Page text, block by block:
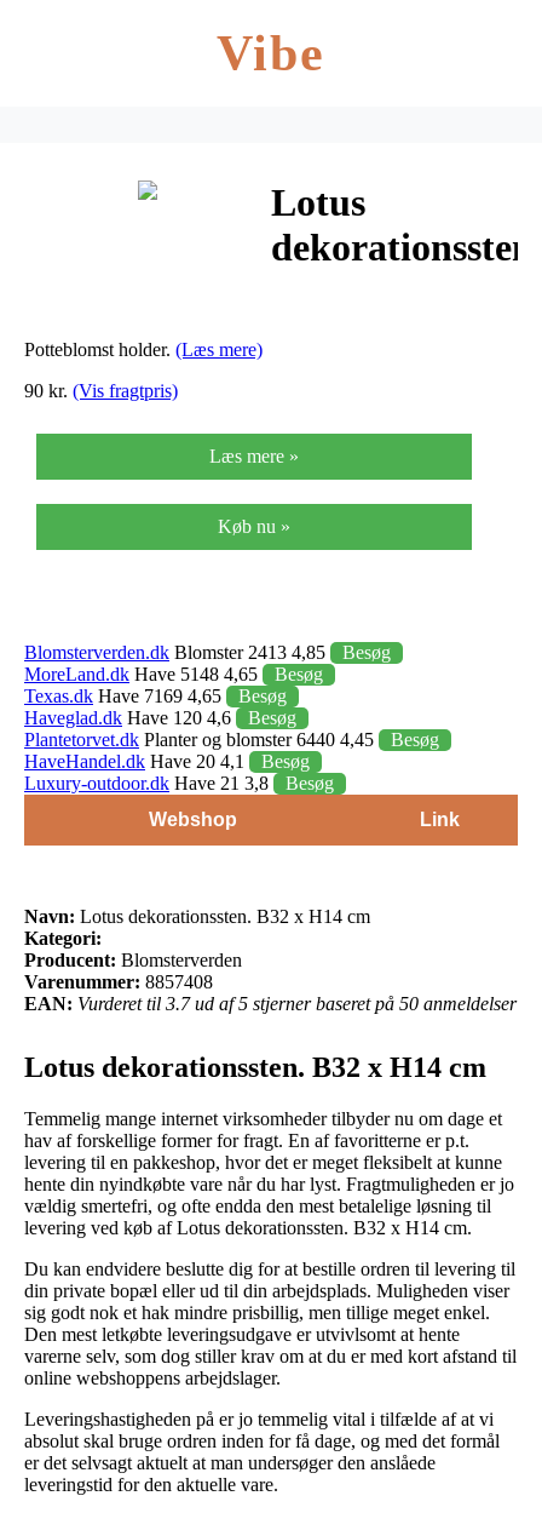
Vibe
Lotus
dekorationssten.
Potteblomst holder. (Læs mere)
90 kr. (Vis fragtpris)
Læs mere »
Køb nu »
Blomsterverden.dk Blomster 2413 4,85
Besøg
MoreLand.dk Have 5148 4,65
Besøg
Texas.dk Have 7169 4,65
Besøg
Haveglad.dk Have 120 4,6
Besøg
Plantetorvet.dk Planter og blomster 6440 4,45
Besøg
HaveHandel.dk Have 20 4,1
Besøg
Luxury-outdoor.dk Have 21 3,8
Besøg
Webshop
Link
Navn: Lotus dekorationssten. B32 x H14 cm
Kategori:
Producent: Blomsterverden
Varenummer: 8857408
EAN: Vurderet til 3.7 ud af 5 stjerner baseret på 50 anmeldelser
Lotus dekorationssten. B32 x H14 cm
Temmelig mange internet virksomheder tilbyder nu om dage et
hav af forskellige former for fragt. En af favoritterne er p.t.
levering til en pakkeshop, hvor det er meget fleksibelt at kunne
hente din nyindkøbte vare når du har lyst. Fragtmuligheden er jo
vældig smertefri, og ofte endda den mest betalelige løsning til
levering ved køb af Lotus dekorationssten. B32 x H14 cm.
Du kan endvidere beslutte dig for at bestille ordren til levering til
din private bopæl eller ud til din arbejdsplads. Muligheden viser
sig godt nok et hak mindre prisbillig, men tillige meget enkel.
Den mest letkøbte leveringsudgave er utvivlsomt at hente
varerne selv, som dog stiller krav om at du er med kort afstand til
online webshoppens arbejdslager.
Leveringshastigheden på er jo temmelig vital i tilfælde af at vi
absolut skal bruge ordren inden for få dage, og med det formål
er det selvsagt aktuelt at man undersøger den anslåede
leveringstid for den aktuelle vare.